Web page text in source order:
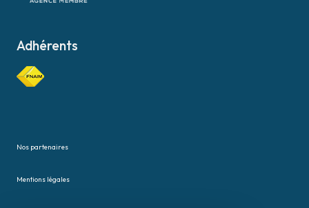
Adhérents
Nos partenaires
Mentions légales